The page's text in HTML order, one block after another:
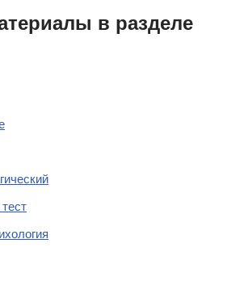
в разделе